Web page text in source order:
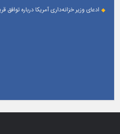
ادعای وزیر خزانه‌داری آمریکا درباره توافق